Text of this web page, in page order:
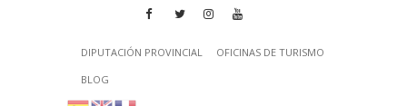
DIPUTACIÓN PROVINCIAL
OFICINAS DE TURISMO
BLOG